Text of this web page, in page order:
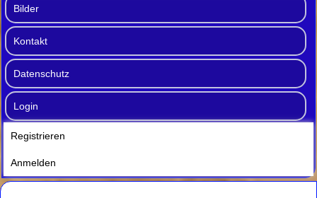
Bilder
Kontakt
Datenschutz
Login
Registrieren
Anmelden